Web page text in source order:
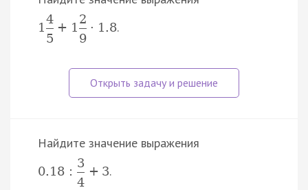
1
4
5
+ 1
2
9
· 1.8.
Найдите значение выражения
0.18 :
3
4
+ 3.